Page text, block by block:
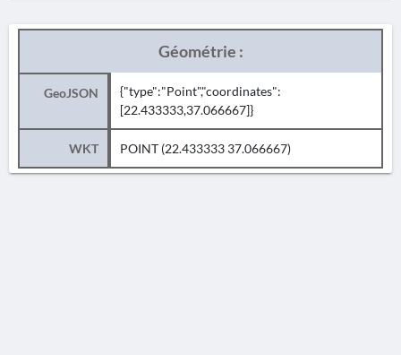
Géométrie :
GeoJSON
{"type":"Point","coordinates":
[22.433333,37.066667]}
WKT POINT (22.433333 37.066667)